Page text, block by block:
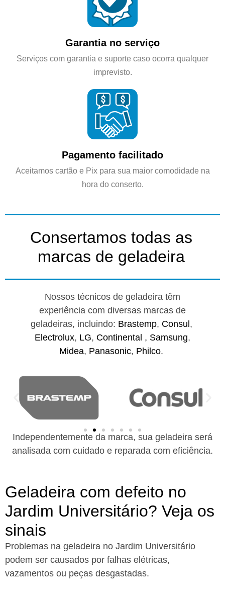
Garantia no serviço
Serviços com garantia e suporte caso ocorra qualquer
imprevisto.
Pagamento facilitado
Aceitamos cartão e Pix para sua maior comodidade na
hora do conserto.
Consertamos todas as
marcas de geladeira
Nossos técnicos de geladeira têm
experiência com diversas marcas de
geladeiras, incluindo: Brastemp, Consul ,
Electrolux, LG, Continental , Samsung,
Midea, Panasonic, Philco.
Independentemente da marca, sua geladeira será
analisada com cuidado e reparada com eficiência.
Geladeira com defeito no
Jardim Universitário? Veja os
sinais
Problemas na geladeira no Jardim Universitário
podem ser causados por falhas elétricas,
vazamentos ou peças desgastadas.